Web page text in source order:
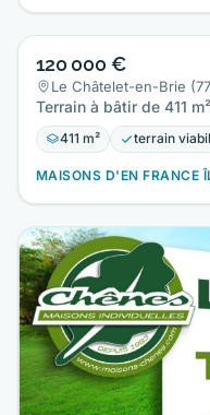
120 000 €
Le Châtelet-en-Brie
Terrain à bâtir de 411
411 m² terrain
MAISONS D'EN FRANCE